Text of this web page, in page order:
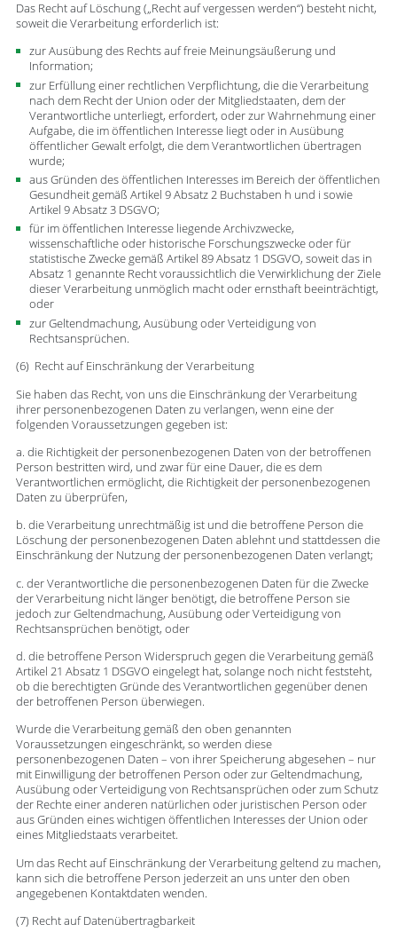
Das Recht auf Löschung („Recht auf vergessen werden“) besteht nicht,
soweit die Verarbeitung erforderlich ist:
zur Ausübung des Rechts auf freie Meinungsäußerung und
Information;
zur Erfüllung einer rechtlichen Verpflichtung, die die Verarbeitung
nach dem Recht der Union oder der Mitgliedstaaten, dem der
Verantwortliche unterliegt, erfordert, oder zur Wahrnehmung einer
Aufgabe, die im öffentlichen Interesse liegt oder in Ausübung
öffentlicher Gewalt erfolgt, die dem Verantwortlichen übertragen
wurde;
aus Gründen des öffentlichen Interesses im Bereich der öffentlichen
Gesundheit gemäß Artikel 9 Absatz 2 Buchstaben h und i sowie
Artikel 9 Absatz 3 DSGVO;
für im öffentlichen Interesse liegende Archivzwecke,
wissenschaftliche oder historische Forschungszwecke oder für
statistische Zwecke gemäß Artikel 89 Absatz 1 DSGVO, soweit das in
Absatz 1 genannte Recht voraussichtlich die Verwirklichung der Ziele
dieser Verarbeitung unmöglich macht oder ernsthaft beeinträchtigt,
oder
zur Geltendmachung, Ausübung oder Verteidigung von
Rechtsansprüchen.
(6) Recht auf Einschränkung der Verarbeitung
Sie haben das Recht, von uns die Einschränkung der Verarbeitung
ihrer personenbezogenen Daten zu verlangen, wenn eine der
folgenden Voraussetzungen gegeben ist:
a. die Richtigkeit der personenbezogenen Daten von der betroffenen
Person bestritten wird, und zwar für eine Dauer, die es dem
Verantwortlichen ermöglicht, die Richtigkeit der personenbezogenen
Daten zu überprüfen,
b. die Verarbeitung unrechtmäßig ist und die betroffene Person die
Löschung der personenbezogenen Daten ablehnt und stattdessen die
Einschränkung der Nutzung der personenbezogenen Daten verlangt;
c. der Verantwortliche die personenbezogenen Daten für die Zwecke
der Verarbeitung nicht länger benötigt, die betroffene Person sie
jedoch zur Geltendmachung, Ausübung oder Verteidigung von
Rechtsansprüchen benötigt, oder
d. die betroffene Person Widerspruch gegen die Verarbeitung gemäß
Artikel 21 Absatz 1 DSGVO eingelegt hat, solange noch nicht feststeht,
ob die berechtigten Gründe des Verantwortlichen gegenüber denen
der betroffenen Person überwiegen.
Wurde die Verarbeitung gemäß den oben genannten
Voraussetzungen eingeschränkt, so werden diese
personenbezogenen Daten – von ihrer Speicherung abgesehen – nur
mit Einwilligung der betroffenen Person oder zur Geltendmachung,
Ausübung oder Verteidigung von Rechtsansprüchen oder zum Schutz
der Rechte einer anderen natürlichen oder juristischen Person oder
aus Gründen eines wichtigen öffentlichen Interesses der Union oder
eines Mitgliedstaats verarbeitet.
Um das Recht auf Einschränkung der Verarbeitung geltend zu machen,
kann sich die betroffene Person jederzeit an uns unter den oben
angegebenen Kontaktdaten wenden.
(7) Recht auf Datenübertragbarkeit